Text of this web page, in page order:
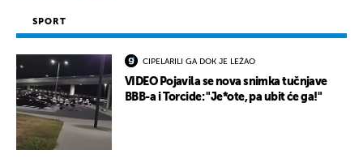
SPORT
CIPELARILI GA DOK JE LEŽAO
VIDEO Pojavila se nova snimka tučnjave
BBB-a i Torcide: "Je*ote, pa ubit će ga!"